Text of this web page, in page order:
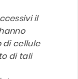
il
di cellule
di tali